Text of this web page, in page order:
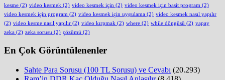
kesme (2) video kesmek (2) video kesmek için (2) video kesmek için basit program (2)
video kesmek için program (2) video kesmek için uygulama (2) video kesmek nasıl yapılır
(2) video kesme nasıl yapılır (2) video kırpmak (2) where (2) while döngüsü (2) yapay
zeka (2) zeka sorusu (2) çözümü (2)
En Çok Görüntülenenler
Sahte Para Sorusu (100 TL Sorusu) ve Cevabı (20.293)